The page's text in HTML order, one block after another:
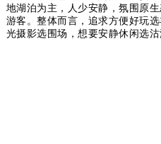
地湖泊为主，人少安静，氛围原
游客。整体而言，追求方便好玩
光摄影选围场，想要安静休闲选